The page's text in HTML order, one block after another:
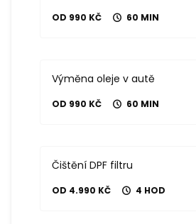
OD 990 KČ 60 MIN
Výměna oleje v autě
OD 990 KČ 60 MIN
Čištění DPF filtru
OD 4.990 KČ 4 HOD